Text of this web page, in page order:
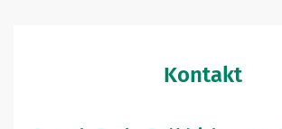
Kontakt